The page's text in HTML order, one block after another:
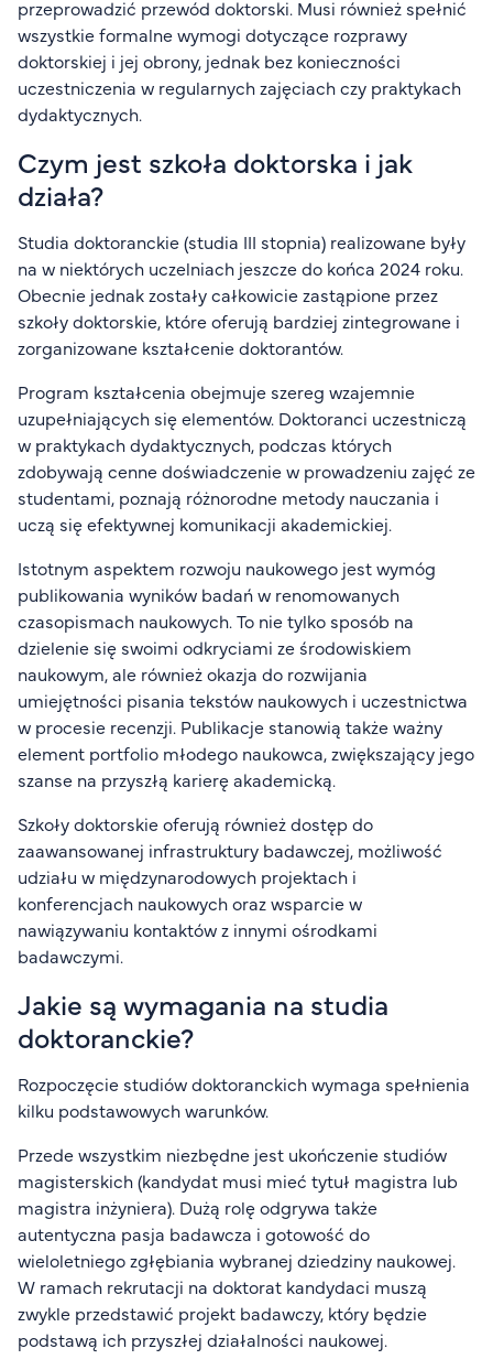
przeprowadzić przewód doktorski. Musi również spełnić
wszystkie formalne wymogi dotyczące rozprawy
doktorskiej i jej obrony, jednak bez konieczności
uczestniczenia w regularnych zajęciach czy praktykach
dydaktycznych.
Czym jest szkoła doktorska i jak
działa?
Studia doktoranckie (studia III stopnia) realizowane były
na w niektórych uczelniach jeszcze do końca 2024 roku.
Obecnie jednak zostały całkowicie zastąpione przez
szkoły doktorskie, które oferują bardziej zintegrowane i
zorganizowane kształcenie doktorantów.
Program kształcenia obejmuje szereg wzajemnie
uzupełniających się elementów. Doktoranci uczestniczą
w praktykach dydaktycznych, podczas których
zdobywają cenne doświadczenie w prowadzeniu zajęć ze
studentami, poznają różnorodne metody nauczania i
uczą się efektywnej komunikacji akademickiej.
Istotnym aspektem rozwoju naukowego jest wymóg
publikowania wyników badań w renomowanych
czasopismach naukowych. To nie tylko sposób na
dzielenie się swoimi odkryciami ze środowiskiem
naukowym, ale również okazja do rozwijania
umiejętności pisania tekstów naukowych i uczestnictwa
w procesie recenzji. Publikacje stanowią także ważny
element portfolio młodego naukowca, zwiększający jego
szanse na przyszłą karierę akademicką.
Szkoły doktorskie oferują również dostęp do
zaawansowanej infrastruktury badawczej, możliwość
udziału w międzynarodowych projektach i
konferencjach naukowych oraz wsparcie w
nawiązywaniu kontaktów z innymi ośrodkami
badawczymi.
Jakie są wymagania na studia
doktoranckie?
Rozpoczęcie studiów doktoranckich wymaga spełnienia
kilku podstawowych warunków.
Przede wszystkim niezbędne jest ukończenie studiów
magisterskich (kandydat musi mieć tytuł magistra lub
magistra inżyniera). Dużą rolę odgrywa także
autentyczna pasja badawcza i gotowość do
wieloletniego zgłębiania wybranej dziedziny naukowej.
W ramach rekrutacji na doktorat kandydaci muszą
zwykle przedstawić projekt badawczy, który będzie
podstawą ich przyszłej działalności naukowej.